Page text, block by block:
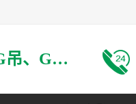
主要生产：GRG材料、GRG吊、GRG构件、GRG线条、GRG艺术造型、GRG吊材料等